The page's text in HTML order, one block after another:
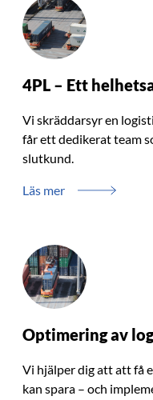
4PL – Ett
Vi skräddarsyr en
får ett dedikerat team
slutkund.
Läs mer
Optimering av
Vi hjälper dig att att få
kan spara – och